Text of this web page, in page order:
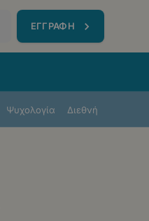
ΕΓΓΡΑΦΗ
Ψυχολογία Διεθνή